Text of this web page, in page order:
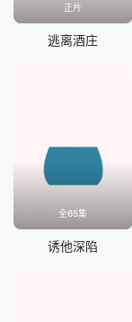
正片
逃离酒庄
全65集
诱他深陷